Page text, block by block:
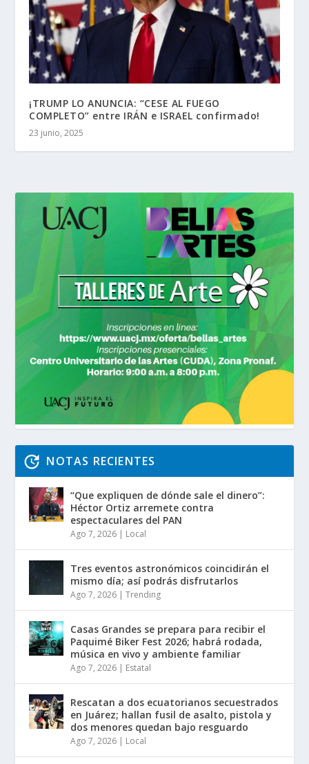
¡TRUMP LO ANUNCIA: “CESE AL FUEGO
COMPLETO” entre IRÁN e ISRAEL confirmado!
23 junio, 2025
NOTAS RECIENTES
“Que expliquen de dónde sale el dinero”:
Héctor Ortiz arremete contra
espectaculares del PAN
Ago 7, 2026 | Local
Tres eventos astronómicos coincidirán el
mismo día; así podrás disfrutarlos
Ago 7, 2026 |Trending
Casas Grandes se prepara para recibir el
Paquimé Biker Fest 2026; habrá rodada,
música en vivo y ambiente familiar
Ago 7, 2026 | Estatal
Rescatan a dos ecuatorianos secuestrados
en Juárez; hallan fusil de asalto, pistola y
dos menores quedan bajo resguardo
Ago 7, 2026 | Local